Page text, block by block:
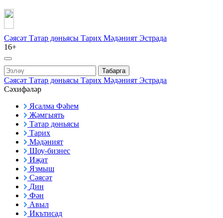
Сәясәт Татар дөньясы Тарих Мәдәният Эстрада
16+
Табарга
Сәясәт Татар дөньясы Тарих Мәдәният Эстрада
Сәхифәләр
Ясалма Фәһем
Җәмгыять
Татар дөньясы
Тарих
Мәдәният
Шоу-бизнес
Иҗат
Язмыш
Сәясәт
Дин
Фән
Авыл
Икътисад